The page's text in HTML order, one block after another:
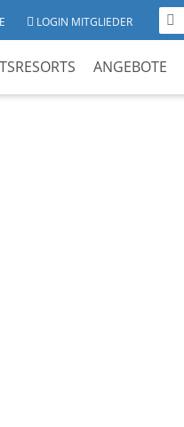
LOGIN MITGLIEDER
ANGEBOTE